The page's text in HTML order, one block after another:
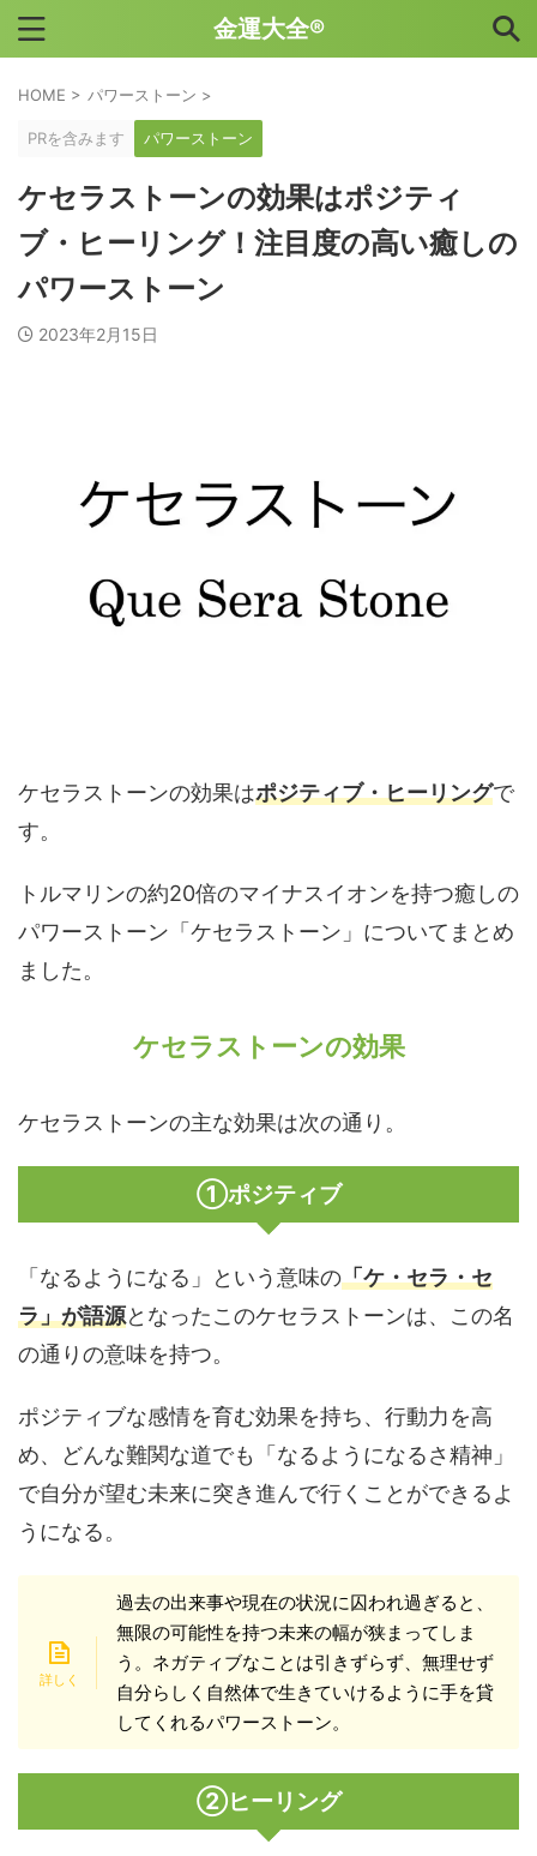
金運大全®
HOME > パワーストーン >
PRを含みます パワーストーン
ケセラストーンの効果はポジティ
ブ・ヒーリング！注目度の高い癒しの
パワーストーン
2023年2月15日
ケセラストーンの効果はポジティブ・ヒーリングで
す。
トルマリンの約20倍のマイナスイオンを持つ癒しの
パワーストーン「ケセラストーン」についてまとめ
ました。
ケセラストーンの効果
ケセラストーンの主な効果は次の通り。
①ポジティブ
「なるようになる」という意味の「ケ・セラ・セ
ラ」が語源となったこのケセラストーンは、この名
の通りの意味を持つ。
ポジティブな感情を育む効果を持ち、行動力を高
め、どんな難関な道でも「なるようになるさ精神」
で自分が望む未来に突き進んで行くことができるよ
うになる。
過去の出来事や現在の状況に囚われ過ぎると、
無限の可能性を持つ未来の幅が狭まってしま
う。ネガティブなことは引きずらず、無理せず
自分らしく自然体で生きていけるように手を貸
してくれるパワーストーン。
②ヒーリング